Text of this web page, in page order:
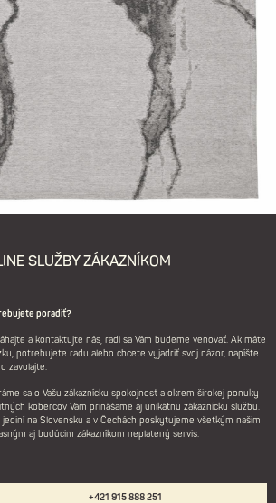
SLUŽBY ZÁKAZNÍKOM
poradiť?
a kontaktujte nás, radi sa Vám budeme venovať. Ak máte
potrebujete radu alebo chcete vyjadriť svoj názor, napíšte
zavolajte.
sa o Vašu zákaznícku spokojnosť a okrem širokej ponuky
kobercov Vám prinášame aj unikátnu zákaznícku službu.
jediní na Slovensku a v Čechách poskytujeme všetkým našim
aj budúcim zákazníkom neplatený servis.
+421 915 888 251